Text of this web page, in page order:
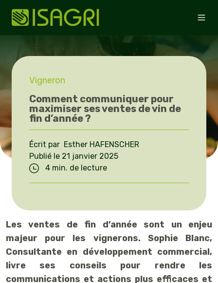
Vigneron
Comment communiquer pour
maximiser ses ventes de vin de
fin d’année ?
Écrit par Esther HAFENSCHER
Publié le 21 janvier 2025
4 min. de lecture
Les ventes de fin d’année sont un enjeu
majeur pour les vignerons. Sophie Blanc,
Consultante en développement commercial,
livre ses conseils pour rendre les
communications et actions plus efficaces et